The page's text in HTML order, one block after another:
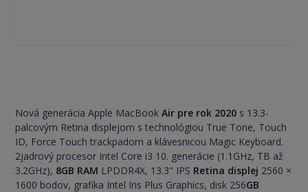
Nová generácia Apple MacBookAir pre rok 2020 s 13.3-
palcovým Retina displejom s technológiou True Tone, Touch
ID, Force Touch trackpadom a klávesnicou Magic Keyboard.
2jadrový procesor Intel Core i3 10. generácie (1.1GHz, TB až
3.2GHz), 8GB RAM LPDDR4X, 13.3" IPS Retina displej 2560 ×
1600 bodov, grafika Intel Iris Plus Graphics, disk 256GB